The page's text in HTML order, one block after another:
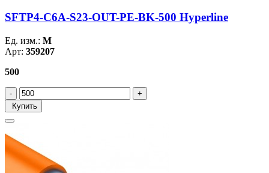
SFTP4-C6A-S23-OUT-PE-BK-500 Hyperline
Ед. изм.: М
Арт: 359207
500
Купить